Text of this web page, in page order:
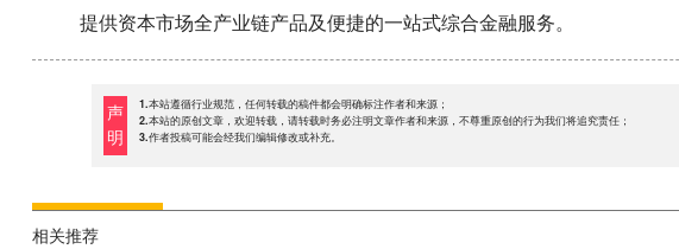
提供资本市场全产业链产品及便捷的一站式综合金融服务。
声
明
1.本站遵循行业规范，任何转载的稿件都会明确标注作者和来源；
2.本站的原创文章，欢迎转载，请转载时务必注明文章作者和来源，不尊重原创的行为我们将追究责任；
3.作者投稿可能会经我们编辑修改或补充。
相关推荐